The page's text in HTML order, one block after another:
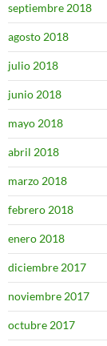
septiembre 2018
agosto 2018
julio 2018
junio 2018
mayo 2018
abril 2018
marzo 2018
febrero 2018
enero 2018
diciembre 2017
noviembre 2017
octubre 2017